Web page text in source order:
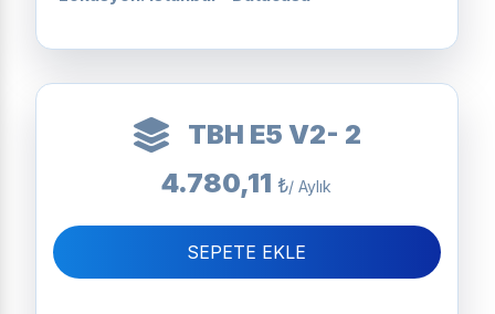
TBH E5 V2- 2
4.780,11 ₺/ Aylık
SEPETE EKLE